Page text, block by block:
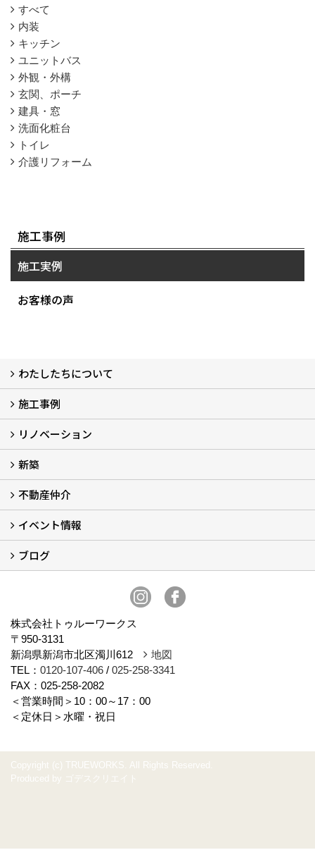
すべて
内装
キッチン
ユニットバス
外観・外構
玄関、ポーチ
建具・窓
洗面化粧台
トイレ
介護リフォーム
施工事例
施工実例
お客様の声
わたしたちについて
わたしたちについて…
会社概要
スタッフ紹介
アフターサポート
自社大工のつくる家
ショールーム
施工事例
施工実例
お客様の声
リノベーション
再生良家の家づくり (2)
戸建住宅リノベーション
リフォーム
住まいの補助金2026 (7)
新築
LaLaCASAの家
家づくりの流れ
新築モデルハウスモニター募集
不動産仲介
不動産仲介
中古物件リノベーションの流れ
不動産情報
イベント情報
イベント予告
イベント報告
ブログ
株式会社トゥルーワークス
〒950-3131
新潟県新潟市北区濁川612
地図
TEL： 0120-107-406 / 025-258-3341
FAX：025-258-2082
＜営業時間＞10：00～17：00
＜定休日＞水曜・祝日
Copyright (c) TRUEWORKS. All Rights Reserved.
Produced by
ゴデスクリエイト